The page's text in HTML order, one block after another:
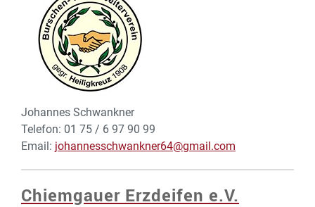
Johannes Schwankner
Telefon: 01 75 / 6 97 90 99
Email: johannesschwankner64@gmail.com
Chiemgauer Erzdeifen e.V.